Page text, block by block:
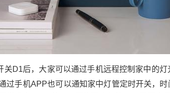
关D1后，大家可以通过手机远程控制家中的
过手机APP也可以通知家中灯管定时开关，